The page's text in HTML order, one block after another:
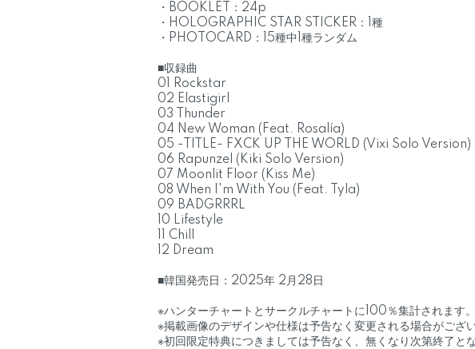
・BOOKLET：24p
・HOLOGRAPHIC STAR STICKER：1種
・PHOTOCARD：15種中1種ランダム
■収録曲
01 Rockstar
02 Elastigirl
03 Thunder
04 New Woman (Feat. Rosalía)
05 -TITLE- FXCK UP THE WORLD (Vixi Solo Version)
06 Rapunzel (Kiki Solo Version)
07 Moonlit Floor (Kiss Me)
08 When I'm With You (Feat. Tyla)
09 BADGRRRL
10 Lifestyle
11 Chill
12 Dream
■韓国発売日：2025年 2月28日
※ハンターチャートとサークルチャートに100％集計されます。
※掲載画像のデザインや仕様は予告なく変更される場合がござい
※初回限定特典につきましては予告なく、無くなり次第終了とな